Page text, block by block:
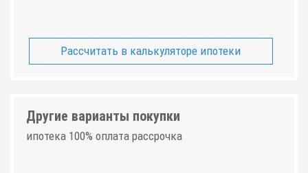
Рассчитать в калькуляторе ипотеки
Другие варианты покупки
ипотека 100% оплата рассрочка